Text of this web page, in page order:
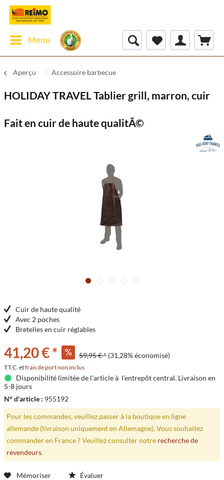
Menu
Aperçu Accessoire barbecue
HOLIDAY TRAVEL Tablier grill, marron, cuir
Fait en cuir de haute qualitÃ©
Cuir de haute qualité
Avec 2 poches
Bretelles en cuir réglables
41,20 € * 59,95 € * (31,28% économisé)
T.T.C. etfrais de port non inclus
Disponibilité limitée de l'article à l'entrepôt central. Livraison en
5-8 jours
N° d'article : 955192
Pour les commandes, veuillez passer à la boutique en ligne
allemande (livraison uniquement en Allemagne). Vous souhaitez
commander en France ? Veuillez consulter notre recherche de
revendeurs.
Mémoriser Évaluer